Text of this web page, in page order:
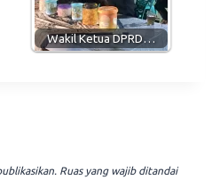
Wakil Ketua DPRD…
Ruas yang wajib ditandai